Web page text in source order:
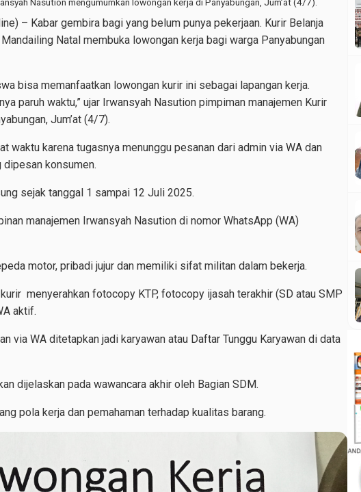
– Kabar gembira bagi yang belum punya pekerjaan. Kurir Belanja
Natal membuka lowongan kerja bagi warga Panyabungan
bisa memanfaatkan lowongan kurir ini sebagai lapangan kerja.
paruh waktu,” ujar Irwansyah Nasution pimpiman manajemen Kurir
Jum’at (4/7).
waktu karena tugasnya menunggu pesanan dari admin via WA dan
dipesan konsumen.
sejak tanggal 1 sampai 12 Juli 2025.
manajemen Irwansyah Nasution di nomor WhatsApp (WA)
motor, pribadi jujur dan memiliki sifat militan dalam bekerja.
menyerahkan fotocopy KTP, fotocopy ijasah terakhir (SD atau SMP
aktif.
via WA ditetapkan jadi karyawan atau Daftar Tunggu Karyawan di data
dijelaskan pada wawancara akhir oleh Bagian SDM.
pola kerja dan pemahaman terhadap kualitas barang.